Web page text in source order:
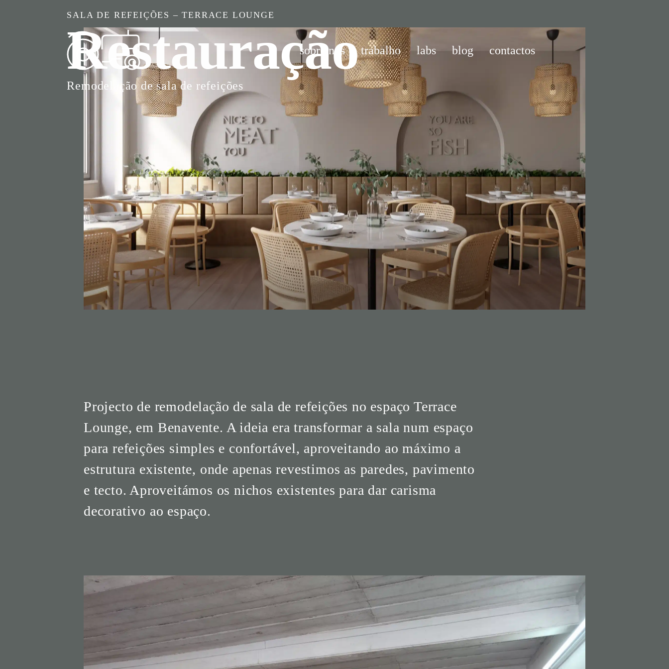
sobre nós trabalho labs blog contactos
SALA DE REFEIÇÕES – TERRACE LOUNGE
Restauração
Remodelação de sala de refeições
Projecto de remodelação de sala de refeições no espaço Terrace
Lounge, em Benavente. A ideia era transformar a sala num espaço
para refeições simples e confortável, aproveitando ao máximo a
estrutura existente, onde apenas revestimos as paredes, pavimento
e tecto. Aproveitámos os nichos existentes para dar carisma
decorativo ao espaço.